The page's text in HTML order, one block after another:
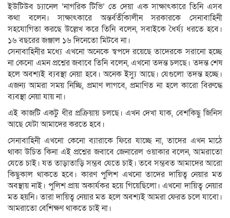
ইউটিউব চ্যানেল ‘নাগরিক টিভি’ তে দেয়া এক সাক্ষাৎকারে তিনি এসব
কথা বলেন। সাক্ষাৎকারে অন্তর্বর্তীকালীন সরকারকে সেনাবাহিনী
সহযোগিতা করছে উল্লেখ করে তিনি বলেন, সবাইকে ধৈর্য্য ধরতে হবে।
১৬ বছরের জঞ্জাল ১৬ দিনেতো মিটবে না।
সেনাবাহিনীর মধ্যে এখনো অনেকে স্বপদে রয়েছে তাদেরকে সরানো হচ্ছে
না কেনো এমন প্রশ্নের জবাবে তিনি বলেন, এখনো তদন্ত চলছে। তদন্ত শেষ
হলে অবশ্যই ব্যবস্থা নেয়া হবে। অনেক ইস্যু আছে। যেগুলো তদন্ত হচ্ছে।
এজন্য আমরা সময় নিচ্ছি, প্রমাণ লাগবে, প্রমাণিত না হলে কারো বিরুদ্ধে
ব্যবস্থা নেয়া যায় না।
এই কাজটি একটু ধীর প্রক্রিয়ায় চলছে। এখন দেখা যাক, বেশকিছু জিনিস
আছে যেটা আমাদের করতে হবে।
সেনাবাহিনী এখনো কেনো ব্যারাকে ফিরে যাচ্ছে না, তাদের এখন মাঠে
থাকা উচিত কিনা এই প্রশ্নের জবাবে জেনারেল ওয়াকার বলেন, আমরাতো
যেতে চাই। যত তাড়াতাড়ি সম্ভব যেতে চাই। তবে সম্ভবত আমাদের আরো
কিছুকাল থাকতে হবে। কারণ পুলিশ এখনো তাদের দায়িত্ব নেয়ার মত
অবস্থায় নাই। পুলিশ প্রায় অকার্যকর হয়ে গিয়েছিলো। এখনো দায়িত্ব নেয়ার
মত হয়নি। তারা দায়িত্ব নেয়ার মত হলে অবশ্যই আমরা ফেরত চলে যাবো।
আমরাতো বেশিক্ষণ থাকতে চাই না।